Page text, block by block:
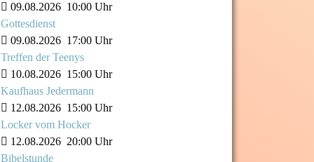
09.08.2026 10:00 Uhr
Gottesdienst
09.08.2026 17:00 Uhr
Treffen der Teenys
10.08.2026 15:00 Uhr
Kaufhaus Jedermann
12.08.2026 15:00 Uhr
Locker vom Hocker
12.08.2026 20:00 Uhr
Bibelstunde